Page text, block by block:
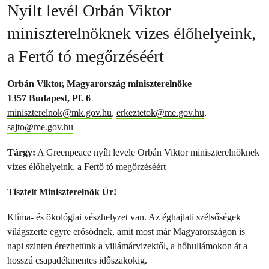
Nyílt levél Orbán Viktor
miniszterelnöknek vizes élőhelyeink,
a Fertő tó megőrzéséért
Orbán Viktor, Magyarország miniszterelnöke
1357 Budapest, Pf. 6
miniszterelnok@mk.gov.hu, erkeztetok@me.gov.hu,
sajto@me.gov.hu
Tárgy: A Greenpeace nyílt levele Orbán Viktor miniszterelnöknek
vizes élőhelyeink, a Fertő tó megőrzéséért
Tisztelt Miniszterelnök Úr!
Klíma- és ökológiai vészhelyzet van. Az éghajlati szélsőségek
világszerte egyre erősödnek, amit most már Magyarországon is
napi szinten érezhetünk a villámárvizektől, a hőhullámokon át a
hosszú csapadékmentes időszakokig.